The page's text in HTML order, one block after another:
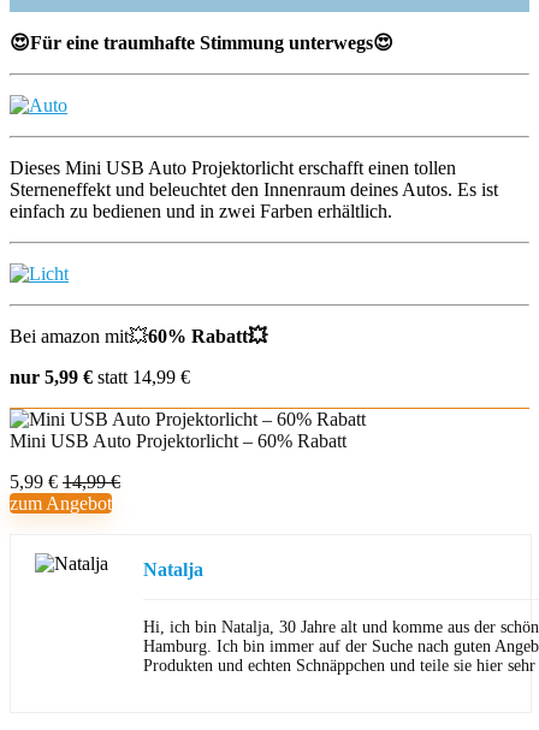
😍Für eine traumhafte Stimmung unterwegs😍
Dieses Mini USB Auto Projektorlicht erschafft einen tollen
Sterneneffekt und beleuchtet den Innenraum deines Autos. Es ist
einfach zu bedienen und in zwei Farben erhältlich.
Bei amazon mit💥60% Rabatt💥
nur 5,99 € statt 14,99 €
Mini USB Auto Projektorlicht – 60% Rabatt
5,99 € 14,99 €
zum Angebot
Natalja
Hi, ich bin Natalja, 30 Jahre alt und komme aus der
Hamburg. Ich bin immer auf der Suche nach guten
Produkten und echten Schnäppchen und teile sie hier